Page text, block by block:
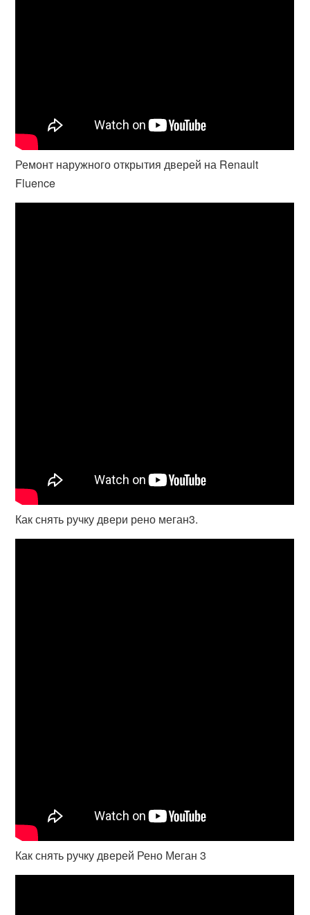
Ремонт наружного открытия дверей на Renault
Fluence
Как снять ручку двери рено меган3.
Как снять ручку дверей Рено Меган 3